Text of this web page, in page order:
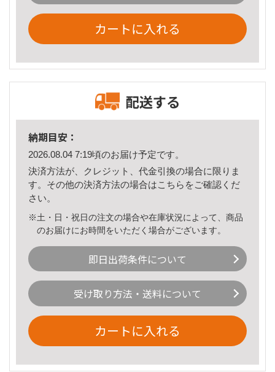
カートに入れる
配送する
納期目安：
2026.08.04 7:19頃のお届け予定です。
決済方法が、クレジット、代金引換の場合に限りま
す。その他の決済方法の場合はこちら をご確認くだ
さい。
※土・日・祝日の注文の場合や在庫状況によって、商品
のお届けにお時間をいただく場合がございます。
即日出荷条件について
受け取り方法・送料について
カートに入れる